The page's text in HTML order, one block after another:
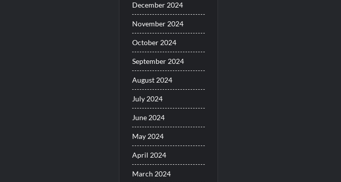
December 2024
November 2024
October 2024
September 2024
August 2024
July 2024
June 2024
May 2024
April 2024
March 2024